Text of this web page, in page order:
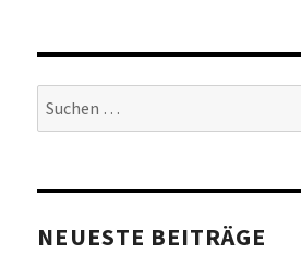
Suche
nach:
NEUESTE BEITRÄGE